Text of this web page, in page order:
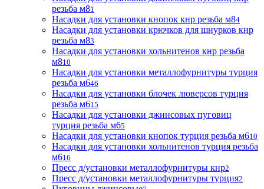
резьба м81
Насадки для установки кнопок кнр резьба м84
Насадки для установки крючков для шнурков кнр
резьба м83
Насадки для установки хольнитенов кнр резьба
м810
Насадки для установки металлофурнитуры турция
резьба м646
Насадки для установки блочек люверсов турция
резьба м615
Насадки для установки джинсовых пуговиц
турция резьба м65
Насадки для установки кнопок турция резьба м610
Насадки для установки хольнитенов турция резьба
м616
Пресс д/установки металлофурнитуры кнр2
Пресс д/установки металлофурнитуры турция2